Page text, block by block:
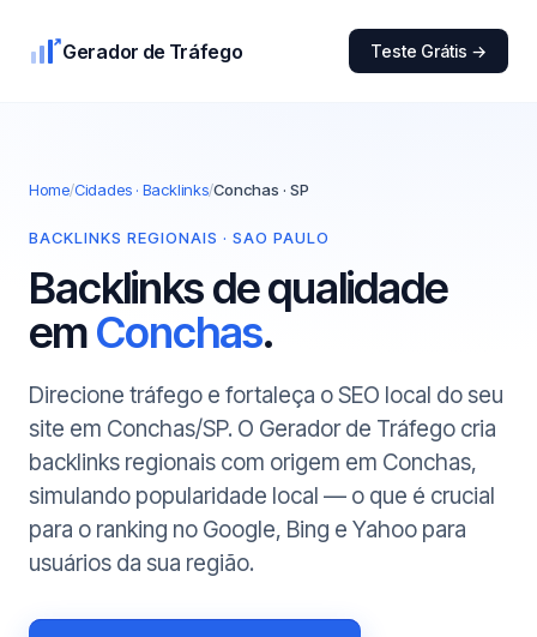
Gerador de Tráfego Teste Grátis →
Home/Cidades · Backlinks/Conchas · SP
BACKLINKS REGIONAIS · SAO PAULO
Backlinks de qualidade
emConchas.
Direcione tráfego e fortaleça o SEO local do seu
site em Conchas/SP. O Gerador de Tráfego cria
backlinks regionais com origem em Conchas,
simulando popularidade local — o que é crucial
para o ranking no Google, Bing e Yahoo para
usuários da sua região.